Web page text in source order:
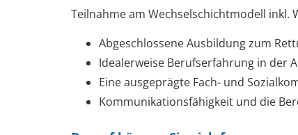
Teilnahme am Wechselschichtmodell inkl.
Abgeschlossene Ausbildung zum
Idealerweise Berufserfahrung in der
Eine ausgeprägte Fach- und
Kommunikationsfähigkeit und die